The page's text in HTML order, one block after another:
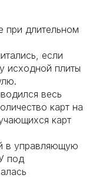
при длительном
если
исходной плиты
весь
карт на
карт
в управляющую
под